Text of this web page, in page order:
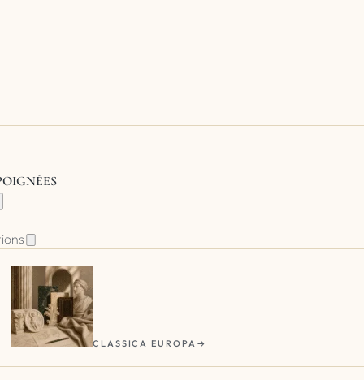
CLASSICA EUROPA